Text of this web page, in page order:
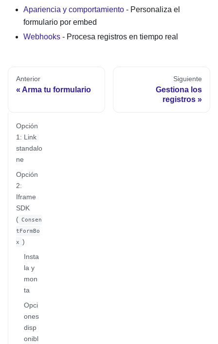
Apariencia y comportamiento - Personaliza el
formulario por embed
Webhooks - Procesa registros en tiempo real
Anterior
Arma tu formulario
Siguiente
Gestiona los
registros
Opción
1: Link
standalo
ne
Opción
2:
Iframe
SDK
( Consen
tFormBo
x )
Insta
la y
mon
ta
Opci
ones
disp
onibl